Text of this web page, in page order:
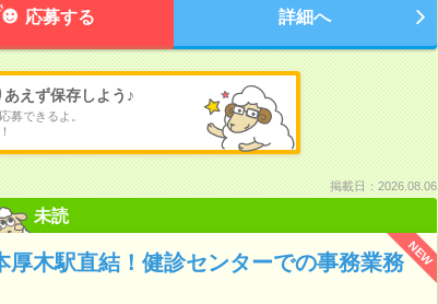
応募する 詳細へ
あえず保存しよう♪
募できるよ。
掲載日：2026.08.06
未読
NEW
木駅直結！健診センターでの事務業務